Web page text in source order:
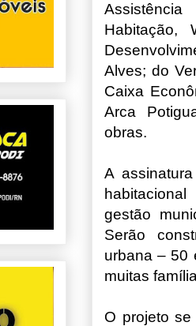
Habitação,
Alves; do
Caixa
Arca
obras.
A
gestão
Serão
urbana – 50
muitas
O projeto